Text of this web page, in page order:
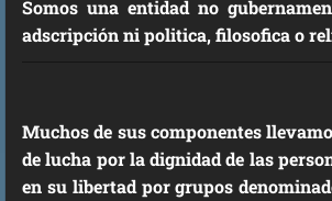
Somos una entidad no
adscripción ni politica, filosofica o
Muchos de sus componentes
de lucha por la dignidad de las
en su libertad por grupos